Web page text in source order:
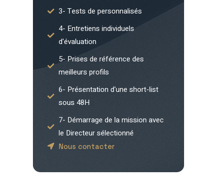
3- Tests de personnalisés
4- Entretiens individuels
d'évaluation
5- Prises de référence des
meilleurs profils
6- Présentation d'une short-list
sous 48H
7- Démarrage de la mission avec
le Directeur sélectionné
Nous contacter